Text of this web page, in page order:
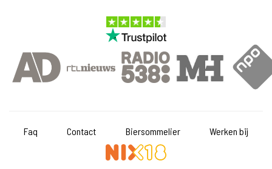
Faq Contact Biersommelier Werken bij